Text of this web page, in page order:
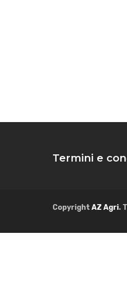
Termini e
Copyright AZ Agri.